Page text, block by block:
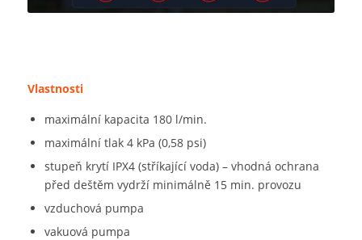
Vlastnosti
maximální kapacita 180 l/min.
maximální tlak 4 kPa (0,58 psi)
stupeň krytí IPX4 (stříkající voda) – vhodná ochrana
před deštěm vydrží minimálně 15 min. provozu
vzduchová pumpa
vakuová pumpa